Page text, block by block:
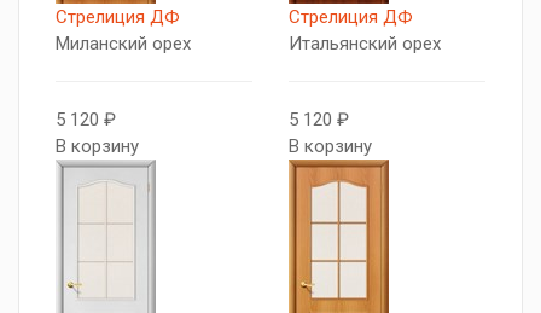
Стрелиция ДФ
Миланский орех
5 120 ₽
В корзину
Стрелиция ДФ
Итальянский орех
5 120 ₽
В корзину